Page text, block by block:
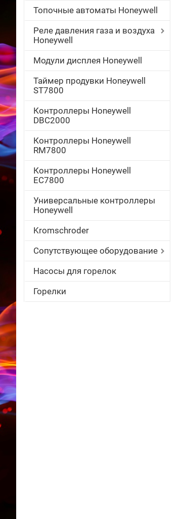
Топочные автоматы Honeywell
Реле давления газа и воздуха
Honeywell
Модули дисплея Honeywell
Таймер продувки Honeywell
ST7800
Контроллеры Honeywell
DBC2000
Контроллеры Honeywell
RM7800
Контроллеры Honeywell
EC7800
Универсальные контроллеры
Honeywell
Kromschroder
Сопутствующее оборудование
Насосы для горелок
Горелки